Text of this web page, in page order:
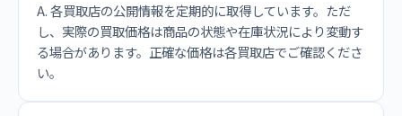
A. 各買取店の公開情報を定期的に取得しています。ただ
し、実際の買取価格は商品の状態や在庫状況により変動す
る場合があります。正確な価格は各買取店でご確認くださ
い。